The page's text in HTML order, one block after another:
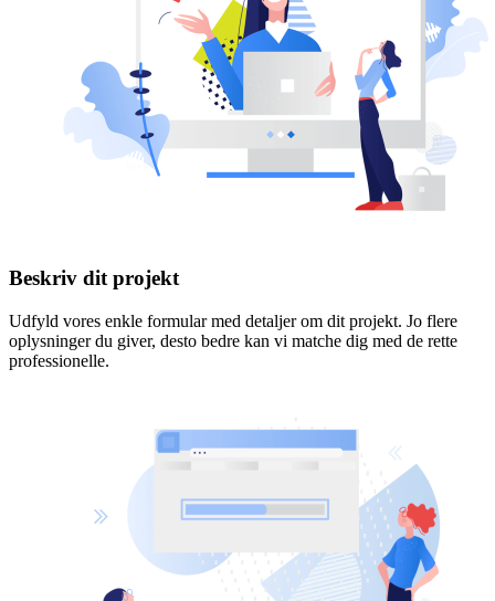
Beskriv dit projekt
Udfyld vores enkle formular med detaljer om dit projekt. Jo flere
oplysninger du giver, desto bedre kan vi matche dig med de rette
professionelle.